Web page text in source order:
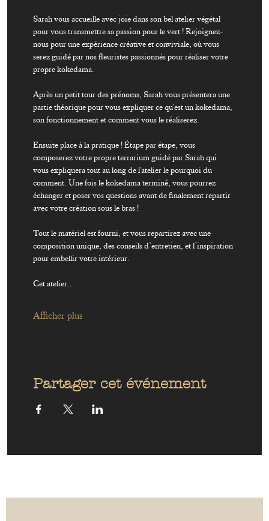
Sarah vous accueille avec joie dans son bel atelier végétal
pour vous transmettre sa passion pour le vert ! Rejoignez-
nous pour une expérience créative et conviviale, où vous
serez guidé par nos fleuristes passionnés pour réaliser votre
propre kokedama.
Après un petit tour des prénoms, Sarah vous présentera une
partie théorique pour vous expliquer ce qu'est un kokedama,
son fonctionnement et comment vous le réaliserez.
Ensuite place à la pratique ! Étape par étape, vous
composerez votre propre terrarium guidé par Sarah qui
vous expliquera tout au long de l'atelier le pourquoi du
comment. Une fois le kokedama terminé, vous pourrez
échanger et poser vos questions avant de finalement repartir
avec votre création sous le bras !
Tout le matériel est fourni, et vous repartirez avec une
composition unique, des conseils d’entretien, et l’inspiration
pour embellir votre intérieur.
Cet atelier…
Afficher plus
Partager cet événement